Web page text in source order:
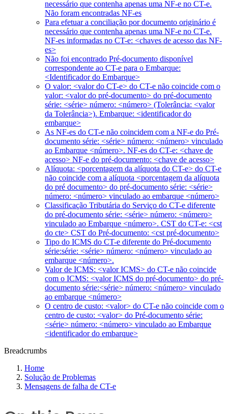
necessário que contenha apenas uma NF-e no CT-e.
Não foram encontradas NF-es
Para efetuar a conciliação por documento originário é
necessário que contenha apenas uma NF-e no CT-e.
NF-es informadas no CT-e: <chaves de acesso das NF-
es>
Não foi encontrado Pré-documento disponível
correspondente ao CT-e para o Embarque:
<Identificador do Embarque>
O valor: <valor do CT-e> do CT-e não coincide com o
valor: <valor do pré-documento> do pré-documento
série: <série> número: <número> (Tolerância: <valor
da Tolerância>). Embarque: <identificador do
embarque>
As NF-es do CT-e não coincidem com a NF-e do Pré-
documento série: <série> número: <número> vinculado
ao Embarque <número>. NF-es do CT-e: <chave de
acesso> NF-e do pré-documento: <chave de acesso>
Alíquota: <porcentagem da alíquota do CT-e> do CT-e
não coincide com a alíquota <porcentagem da alíquota
do pré documento> do pré-documento série: <série>
número: <número> vinculado ao embarque <número>
Classificação Tributária do Serviço do CT-e diferente
do pré-documento série: <série> número: <número>
vinculado ao Embarque <número>. CST do CT-e: <cst
do cte> CST do Pré-documento: <cst pré-documento>
Tipo do ICMS do CT-e diferente do Pré-documento
série:série: <série> número: <número> vinculado ao
embarque <número>.
Valor de ICMS: <valor ICMS> do CT-e não coincide
com o ICMS: <valor ICMS do pré-documento> do pré-
documento série:<série> número: <número> vinculado
ao embarque <número>
O centro de custo: <valor> do CT-e não coincide com o
centro de custo: <valor> do Pré-documento série:
<série> número: <número> vinculado ao Embarque
<identificador do embarque>
Breadcrumbs
Home
Solução de Problemas
Mensagens de falha de CT-e